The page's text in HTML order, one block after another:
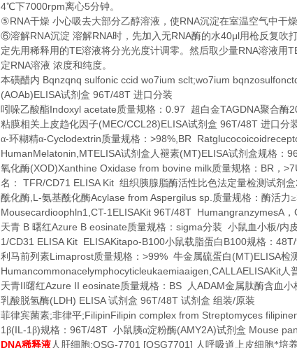
4℃下7000rpm离心5分钟。
⑤RNA干燥 小心吸去大部分乙醇溶液，使RNA沉淀在室温空气中干燥
⑥溶解RNA沉淀 溶解RNA时，先加入无RNA酶的水40μl用枪反复吹
定先用稀释用的TE溶液将分光光度计调零。然后取少量RNA溶液用
定RNA溶液 浓度和纯度。
本磺醋内 Bqnzqnq sulfonic ccid wo7ium sclt;wo7ium
(AOAb)ELISA试剂盒 96T/48T 进口分装
吲哚乙酸酯Indoxyl acetate质量规格： 0.97 超白金TAGDNA聚合酶
粘膜相关上皮趋化因子(MEC/CCL28)ELISA试剂盒 96T/48T 进口分
α-环糊精α-Cyclodextrin质量规格： >98%,BR
HumanMelatonin,MTELISA试剂盒人褪素(MT)ELISA试剂盒规格：
氧化酶(XOD)Xanthine Oxidase from bovine milk质量规格： BR ，
名：
TFR/CD71 ELISA Kit 组织胰腺脂酶活性比色法定量检测试剂盒
酰化酶 ,L-氨基酰化酶Acylase from Aspergilus sp. 质量规格：酶活力≥
Mousecardioophln1,CT-1ELISAKit 96T/48T HumangranzymesA ，
天青 B 曙红Azure B eosinate质量规格： sigma分装 小鼠血小板/内
1/CD31 ELISA Kit ELISAKitapo-B100小鼠载脂蛋白 B100规格：
利马前列素Limaprost质量规格： >99% 牛金属硫蛋白 (MT)ELISA检
Humancommonacelymphocyticleukaemiaaigen,CALLAELISAKit人
天青II曙红Azure II eosinate质量规格： BS 人ADAM金属肽酶含血小
乳酸脱氢酶(LDH) ELISA 试剂盒 96T/48T 试剂盒 组装/原装
菲律宾菌素;非律平;FilipinFilipin complex from Streptomyces
1 β(IL-1 β)规格： 96T/48T 小鼠胰α淀粉酶(AMY2A)试剂盒 Mouse
DNA稀释液人肝细胞;QSG-7701 [QSG7701] 人呼吸道上皮细胞*培